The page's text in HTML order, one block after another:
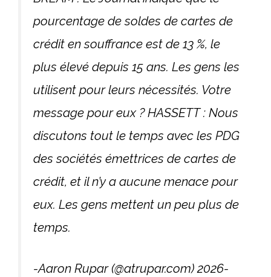
pourcentage de soldes de cartes de
crédit en souffrance est de 13 %, le
plus élevé depuis 15 ans. Les gens les
utilisent pour leurs nécessités. Votre
message pour eux ? HASSETT : Nous
discutons tout le temps avec les PDG
des sociétés émettrices de cartes de
crédit, et il n’y a aucune menace pour
eux. Les gens mettent un peu plus de
temps.
-Aaron Rupar (@atrupar.com) 2026-